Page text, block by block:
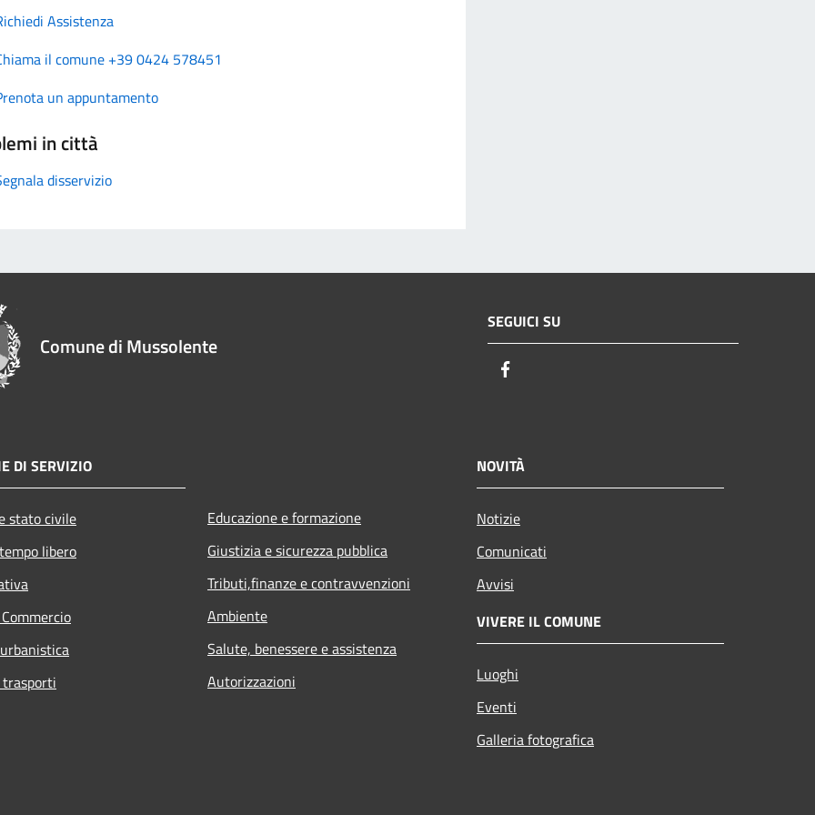
Assistenza
il comune +39 0424 578451
un appuntamento
in città
disservizio
Comune di Mussolente
SEGUICI SU
DI SERVIZIO
stato civile
libero
Educazione e formazione
Giustizia e sicurezza pubblica
Tributi,finanze e contravvenzioni
Ambiente
Salute, benessere e assistenza
Autorizzazioni
NOVITÀ
Notizie
Comunicati
Avvisi
VIVERE IL COMUNE
Luoghi
Eventi
Galleria fotografica